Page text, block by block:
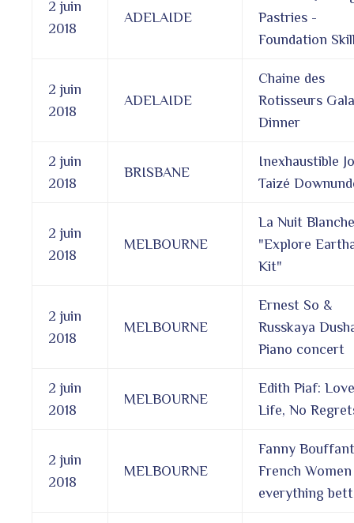
2 juin
2018
ADELAIDE
Pastries -
Foundation
2 juin
2018
ADELAIDE
Chaine des
Rotisseurs Gala
Dinner
2 juin
2018
BRISBANE
Inexhaustible
Taizé
2 juin
2018
MELBOURNE
La Nuit Blanche
"Explore
Kit"
2 juin
2018
MELBOURNE
Ernest So &
Russkaya
Piano concert
2 juin
2018
MELBOURNE
Edith Piaf:
Life, No
2 juin
2018
MELBOURNE
Fanny
French
everything